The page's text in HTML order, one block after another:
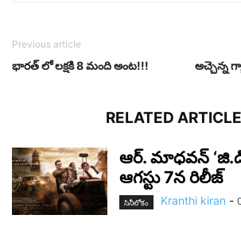
Previous article
భారత్ లో లక్షకి 8 మంది అంట!!! అచ్చెన్న
RELATED
ఆర్‌. మాధవన్‌
ఆగస్టు 7న రిలీజ్
సినీలోకం Kranthi kiran -